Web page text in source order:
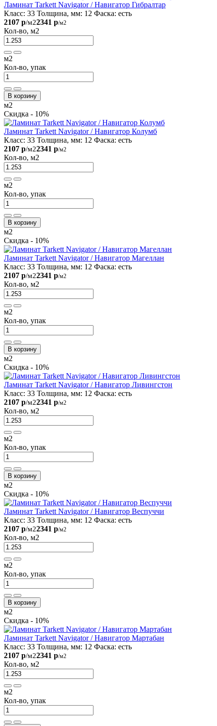
Ламинат Tarkett Navigator / Навигатор Гибралтар
Класс: 33 Толщина, мм: 12 Фаска: есть
2107 р/м22341 р/м2
Кол-во, м2
м2
Кол-во, упак
В корзину
м2
Скидка - 10%
Ламинат Tarkett Navigator / Навигатор Колумб
Класс: 33 Толщина, мм: 12 Фаска: есть
2107 р/м22341 р/м2
Кол-во, м2
м2
Кол-во, упак
В корзину
м2
Скидка - 10%
Ламинат Tarkett Navigator / Навигатор Mагеллан
Класс: 33 Толщина, мм: 12 Фаска: есть
2107 р/м22341 р/м2
Кол-во, м2
м2
Кол-во, упак
В корзину
м2
Скидка - 10%
Ламинат Tarkett Navigator / Навигатор Ливингстон
Класс: 33 Толщина, мм: 12 Фаска: есть
2107 р/м22341 р/м2
Кол-во, м2
м2
Кол-во, упак
В корзину
м2
Скидка - 10%
Ламинат Tarkett Navigator / Навигатор Веспуччи
Класс: 33 Толщина, мм: 12 Фаска: есть
2107 р/м22341 р/м2
Кол-во, м2
м2
Кол-во, упак
В корзину
м2
Скидка - 10%
Ламинат Tarkett Navigator / Навигатор Мартабан
Класс: 33 Толщина, мм: 12 Фаска: есть
2107 р/м22341 р/м2
Кол-во, м2
м2
Кол-во, упак